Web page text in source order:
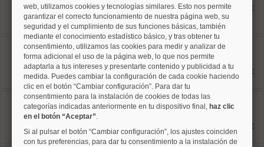
67 m²
2 dormitorios
1 baños
1.750 €
Salamanca, Castellana
Ref: 50004785
45 m²
1 dormitorios
1 baños
1.275 €
Tetuán, Castillejos
Ref: 50004801
1 baños
1.650 €
web, utilizamos cookies y tecnologías similares. Esto nos permite
garantizar el correcto funcionamiento de nuestra página web, su
seguridad y el cumplimiento de sus funciones básicas, también
mediante el conocimiento estadístico básico, y tras obtener tu
consentimiento, utilizamos las cookies para medir y analizar de
forma adicional el uso de la página web, lo que nos permite
adaptarla a tus intereses y presentarte contenido y publicidad a tu
medida. Puedes cambiar la configuración de cada cookie haciendo
clic en el botón “Cambiar configuración”. Para dar tu
consentimiento para la instalación de cookies de todas las
categorías indicadas anteriormente en tu dispositivo final, haz clic
en el botón “Aceptar”.
Si al pulsar el botón “Cambiar configuración”, los ajustes coinciden
con tus preferencias, para dar tu consentimiento a la instalación de